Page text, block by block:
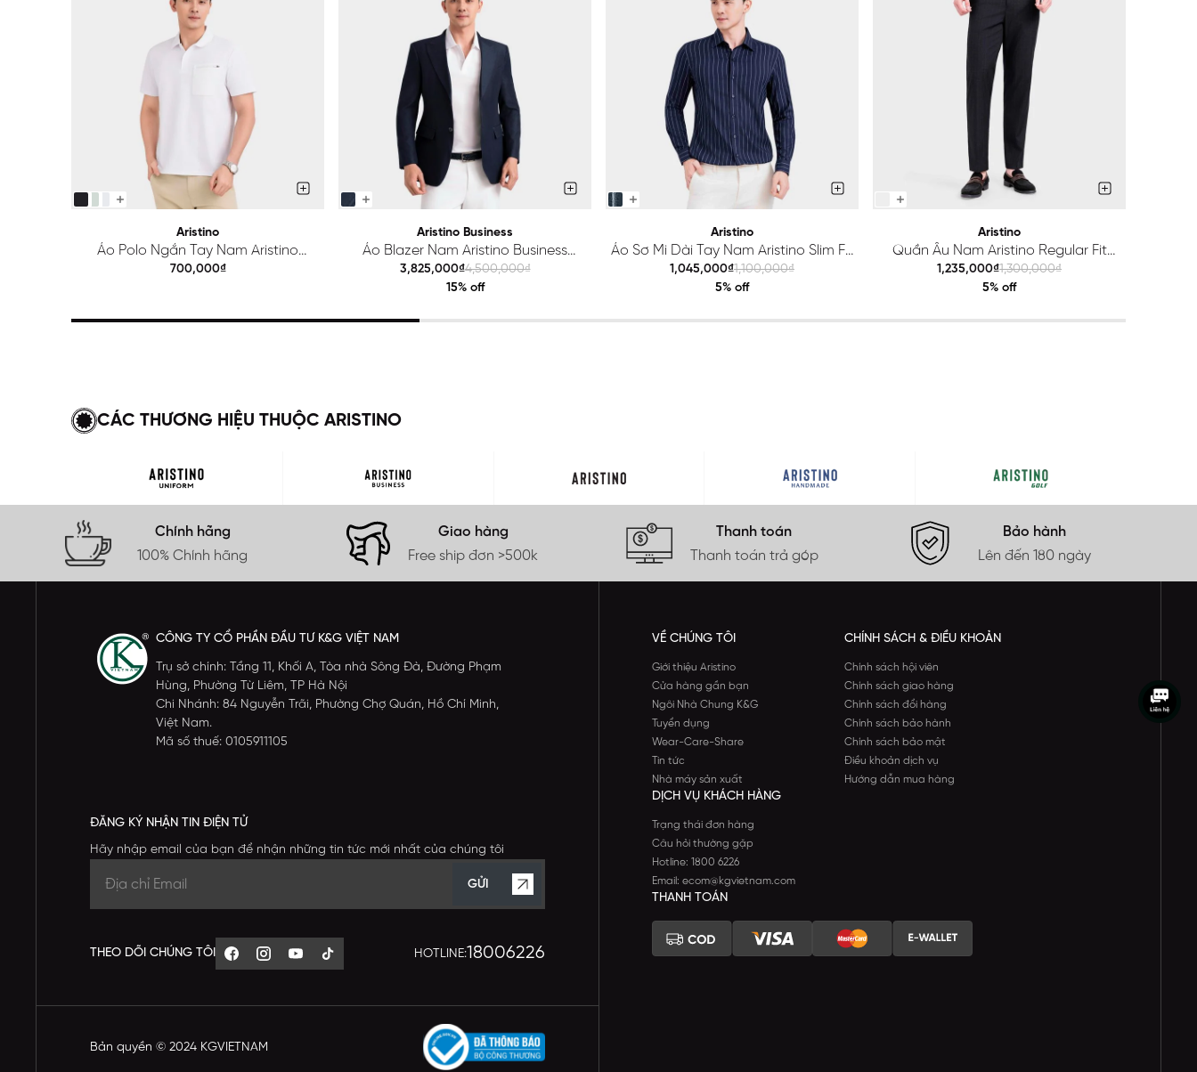
Aristino
Áo Polo Ngắn Tay Nam Aristino
Regular APS615EDP01
700,000₫
Aristino Business
Áo Blazer Nam Aristino Business
Premio 1BZ201S0H2
3,825,000₫4,500,000₫
15% off
Aristino
Áo Sơ Mi Dài Tay Nam Aristino Slim Fit
ALS425S0H2
1,045,000₫1,100,000₫
5% off
Aristino
Quần Âu Nam Aristino Regular Fit
ATR203S0H2
1,235,000₫1,300,000₫
5% off
CÁC THƯƠNG HIỆU THUỘC ARISTINO
Chính hãng
100% Chính hãng
Giao hàng
Free ship đơn >500k
Thanh toán
Thanh toán trả góp
Bảo hành
Lên đến 180 ngày
CÔNG TY CỔ PHẦN ĐẦU TƯ K&G VIỆT NAM
Trụ sở chính: Tầng 11, Khối A, Tòa nhà Sông Đà, Đường Phạm
Hùng, Phường Từ Liêm, TP Hà Nội
Chi Nhánh: 84 Nguyễn Trãi, Phường Chợ Quán, Hồ Chí Minh,
Việt Nam.
Mã số thuế: 0105911105
ĐĂNG KÝ NHẬN TIN ĐIỆN TỬ
Hãy nhập email của bạn để nhận những tin tức mới nhất của chúng tôi
GỬI
THEO DÕI CHÚNG TÔI HOTLINE:18006226
VỀ CHÚNG TÔI
Giới thiệu Aristino
Cửa hàng gần bạn
Ngôi Nhà Chung K&G
Tuyển dụng
Wear-Care-Share
Tin tức
Nhà máy sản xuất
CHÍNH SÁCH & ĐIỀU KHOẢN
Chính sách hội viên
Chính sách giao hàng
Chính sách đổi hàng
Chính sách bảo hành
Chính sách bảo mật
Điều khoản dịch vụ
Hướng dẫn mua hàng
DỊCH VỤ KHÁCH HÀNG
Trạng thái đơn hàng
Câu hỏi thường gặp
Hotline: 1800 6226
Email: ecom@kgvietnam.com
THANH TOÁN
Bản quyền © 2024 KGVIETNAM